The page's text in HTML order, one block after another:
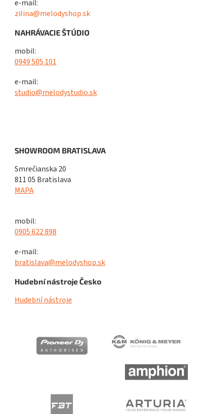
e-mail:
zilina@melodyshop.sk
NAHRÁVACIE ŠTÚDIO
mobil:
0949 505 101
e-mail:
studio@melodystudio.sk
SHOWROOM BRATISLAVA
Smrečianska 20
811 05 Bratislava
MAPA
mobil:
0905 622 898
e-mail:
bratislava@melodyshop.sk
Hudební nástroje Česko
Hudební nástroje